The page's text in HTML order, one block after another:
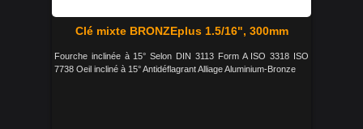
Clé mixte BRONZEplus 1.5/16", 300mm
Fourche inclinée à 15° Selon DIN 3113 Form A ISO 3318 ISO
7738 Oeil incliné à 15° Antidéflagrant Alliage Aluminium-Bronze